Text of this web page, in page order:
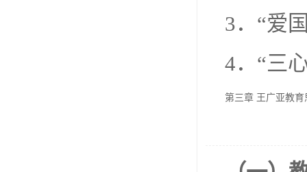
3．“爱
4．“三
第三章 王广亚教